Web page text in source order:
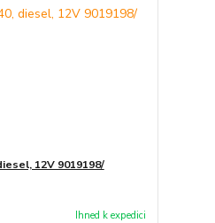
12V 9019198/
Ihned k expedici